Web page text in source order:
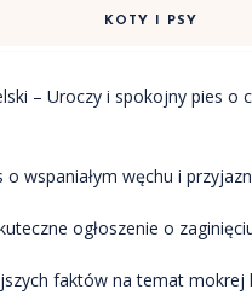
KOTY I PSY
– Uroczy i spokojny pies o
o wspaniałym węchu i
ogłoszenie o
faktów na temat mokrej